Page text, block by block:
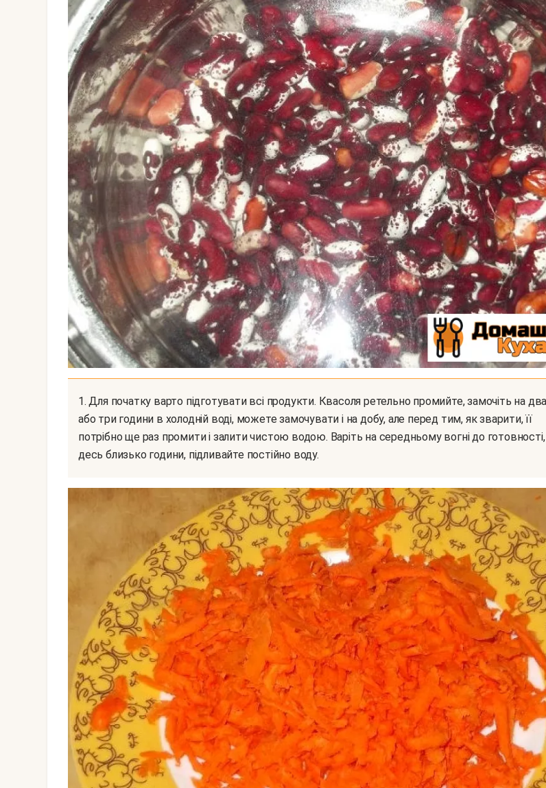
1. Для початку варто підготувати всі продукти. Квасоля ретельно промийте, замочіть на два
або три години в холодній воді, можете замочувати і на добу, але перед тим, як зварити, її
потрібно ще раз промити і залити чистою водою. Варіть на середньому вогні до готовності,
десь близько години, підливайте постійно воду.